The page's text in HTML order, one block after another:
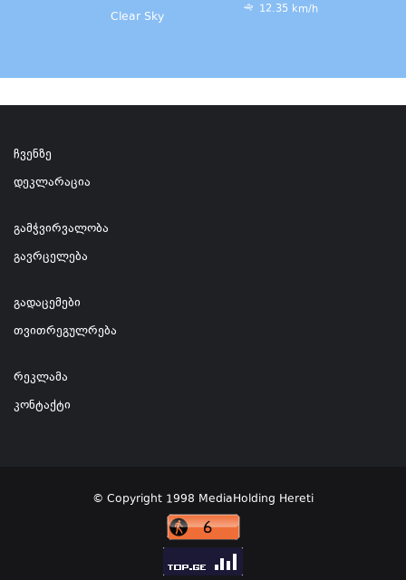
Clear Sky
12.35 km/h
ჩვენზე
დეკლარაცია
გამჭვირვალობა
გავრცელება
გადაცემები
თვითრეგულრება
რეკლამა
კონტაქტი
© Copyright 1998 MediaHolding Hereti